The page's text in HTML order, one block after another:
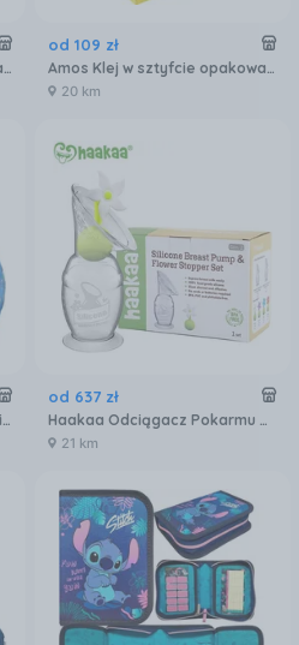
Pampers Pieluchy Premium Care 6 140 Sztuk
od 109 zł
Amos Klej w sztyfcie opakowanie 20 szt. x 15 g
20 km
Mega Creative Gra Zręcznościowa Wodna Dino Kulki Dla Dzieci
od 637 zł
Haakaa Odciągacz Pokarmu Z Podstawą I Zatyczką Gen. 2 150Ml
21 km